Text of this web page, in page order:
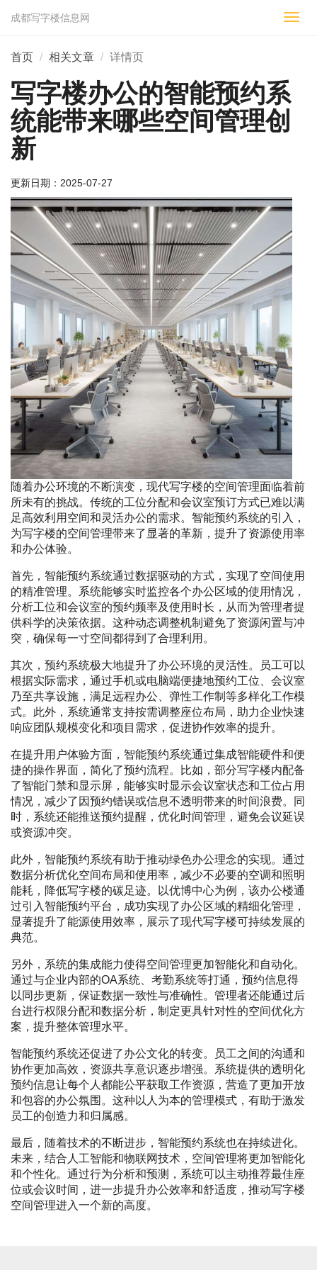
切
成都写字楼信息网
首页 相关文章 详情页
写字楼办公的智能预约系
统能带来哪些空间管理创
新
更新日期： 2025-07-27
随着办公环境的不断演变，现代写字楼的空间管理面临着前
所未有的挑战。传统的工位分配和会议室预订方式已难以满
足高效利用空间和灵活办公的需求。智能预约系统的引入，
为写字楼的空间管理带来了显著的革新，提升了资源使用率
和办公体验。
首先，智能预约系统通过数据驱动的方式，实现了空间使用
的精准管理。系统能够实时监控各个办公区域的使用情况，
分析工位和会议室的预约频率及使用时长，从而为管理者提
供科学的决策依据。这种动态调整机制避免了资源闲置与冲
突，确保每一寸空间都得到了合理利用。
其次，预约系统极大地提升了办公环境的灵活性。员工可以
根据实际需求，通过手机或电脑端便捷地预约工位、会议室
乃至共享设施，满足远程办公、弹性工作制等多样化工作模
式。此外，系统通常支持按需调整座位布局，助力企业快速
响应团队规模变化和项目需求，促进协作效率的提升。
在提升用户体验方面，智能预约系统通过集成智能硬件和便
捷的操作界面，简化了预约流程。比如，部分写字楼内配备
了智能门禁和显示屏，能够实时显示会议室状态和工位占用
情况，减少了因预约错误或信息不透明带来的时间浪费。同
时，系统还能推送预约提醒，优化时间管理，避免会议延误
或资源冲突。
此外，智能预约系统有助于推动绿色办公理念的实现。通过
数据分析优化空间布局和使用率，减少不必要的空调和照明
能耗，降低写字楼的碳足迹。以优博中心为例，该办公楼通
过引入智能预约平台，成功实现了办公区域的精细化管理，
显著提升了能源使用效率，展示了现代写字楼可持续发展的
典范。
另外，系统的集成能力使得空间管理更加智能化和自动化。
通过与企业内部的OA系统、考勤系统等打通，预约信息得
以同步更新，保证数据一致性与准确性。管理者还能通过后
台进行权限分配和数据分析，制定更具针对性的空间优化方
案，提升整体管理水平。
智能预约系统还促进了办公文化的转变。员工之间的沟通和
协作更加高效，资源共享意识逐步增强。系统提供的透明化
预约信息让每个人都能公平获取工作资源，营造了更加开放
和包容的办公氛围。这种以人为本的管理模式，有助于激发
员工的创造力和归属感。
最后，随着技术的不断进步，智能预约系统也在持续进化。
未来，结合人工智能和物联网技术，空间管理将更加智能化
和个性化。通过行为分析和预测，系统可以主动推荐最佳座
位或会议时间，进一步提升办公效率和舒适度，推动写字楼
空间管理进入一个新的高度。